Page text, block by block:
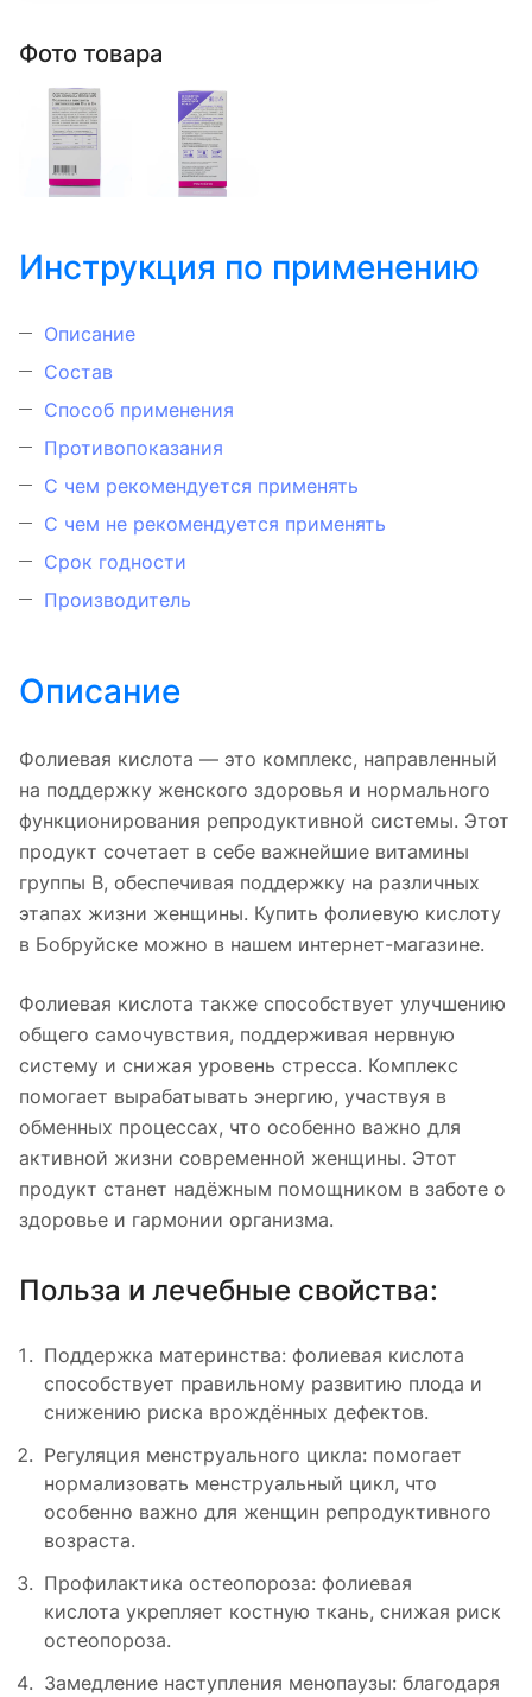
Фото товара
Инструкция по применению
Описание
Состав
Способ применения
Противопоказания
С чем рекомендуется применять
С чем не рекомендуется применять
Срок годности
Производитель
Описание
Фолиевая кислота — это комплекс, направленный
на поддержку женского здоровья и нормального
функционирования репродуктивной системы. Этот
продукт сочетает в себе важнейшие витамины
группы B, обеспечивая поддержку на различных
этапах жизни женщины. Купить фолиевую кислоту
в Бобруйске можно в нашем интернет-магазине.
Фолиевая кислота также способствует улучшению
общего самочувствия, поддерживая нервную
систему и снижая уровень стресса. Комплекс
помогает вырабатывать энергию, участвуя в
обменных процессах, что особенно важно для
активной жизни современной женщины. Этот
продукт станет надёжным помощником в заботе о
здоровье и гармонии организма.
Польза и лечебные свойства:
Поддержка материнства: фолиевая кислота
способствует правильному развитию плода и
снижению риска врождённых дефектов.
Регуляция менструального цикла: помогает
нормализовать менструальный цикл, что
особенно важно для женщин репродуктивного
возраста.
Профилактика остеопороза: фолиевая
кислота укрепляет костную ткань, снижая риск
остеопороза.
Замедление наступления менопаузы: благодаря